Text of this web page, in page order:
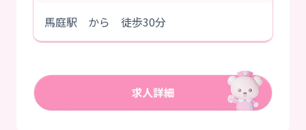
馬庭駅 から 徒歩30分